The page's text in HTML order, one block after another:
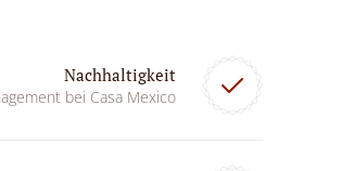
Nachhaltigkeit
bei Casa Mexico